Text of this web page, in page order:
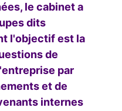
le cabinet a
dits
l'objectif est la
de
par
et de
internes